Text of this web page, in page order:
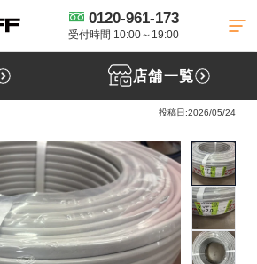
0120-961-173
受付時間 10:00～19:00
店舗一覧
VVFケーブル買取
【買取実績】矢崎電線
電線 [埼玉県さいたま市］入間店
3×2.0
投稿日:2026/05/24